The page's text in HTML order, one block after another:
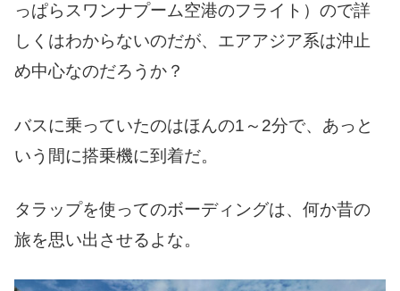
っぱらスワンナプーム空港のフライト）ので詳
しくはわからないのだが、エアアジア系は沖止
め中心なのだろうか？
バスに乗っていたのはほんの1～2分で、あっと
いう間に搭乗機に到着だ。
タラップを使ってのボーディングは、何か昔の
旅を思い出させるよな。